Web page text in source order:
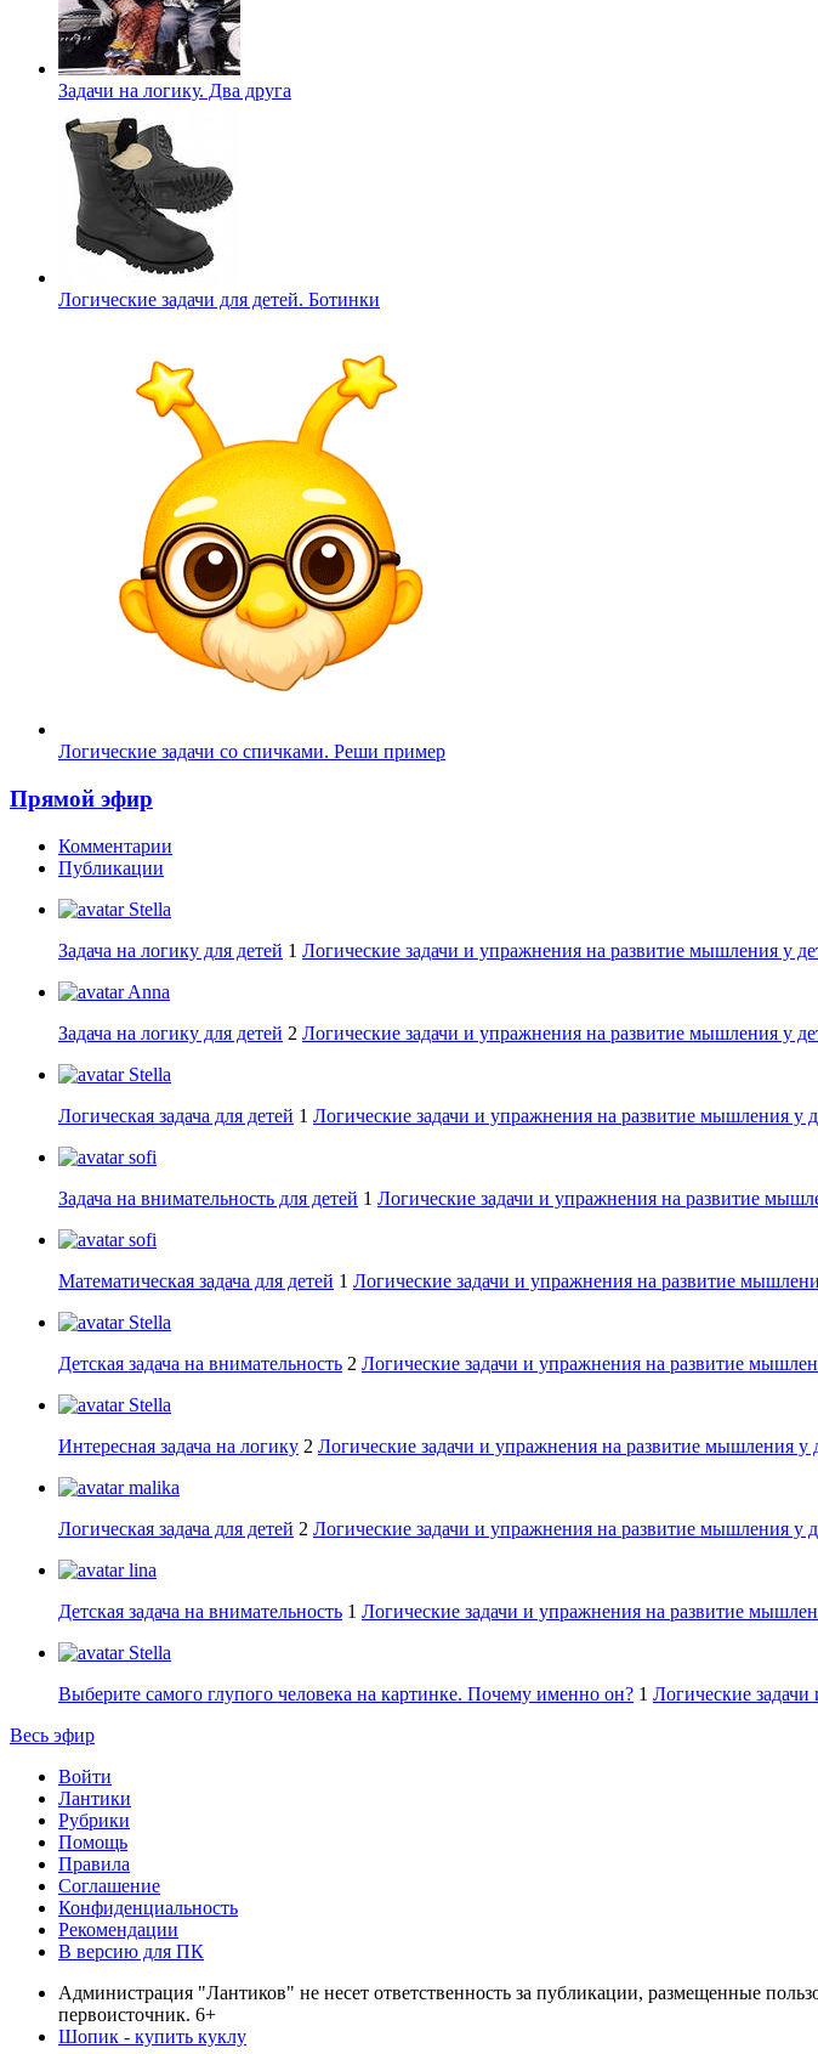
Задачи на логику. Два друга
Логические задачи для детей. Ботинки
Логические задачи со спичками. Реши пример
Прямой эфир
Комментарии
Публикации
Stella
Задача на логику для детей 1 Логические задачи и упражнения на развитие мышления у
Anna
Задача на логику для детей 2 Логические задачи и упражнения на развитие мышления у
Stella
Логическая задача для детей 1 Логические задачи и упражнения на развитие мышления у
sofi
Задача на внимательность для детей 1 Логические задачи и упражнения на развитие
sofi
Математическая задача для детей 1 Логические задачи и упражнения на развитие
Stella
Детская задача на внимательность 2 Логические задачи и упражнения на развитие
Stella
Интересная задача на логику 2 Логические задачи и упражнения на развитие мышления у
malika
Логическая задача для детей 2 Логические задачи и упражнения на развитие мышления у
lina
Детская задача на внимательность 1 Логические задачи и упражнения на развитие
Stella
Выберите самого глупого человека на картинке. Почему именно он? 1 Логические
Весь эфир
Войти
Лантики
Рубрики
Помощь
Правила
Соглашение
Конфиденциальность
Рекомендации
В версию для ПК
Администрация "Лантиков" не несет ответственность за публикации, размещенные
первоисточник. 6+
Шопик - купить куклу